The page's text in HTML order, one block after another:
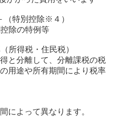
特別控除※４）
除の特例等
所得税・住民税）
と分離して、分離課税の税
用途や所有期間により税率
によって異なります。